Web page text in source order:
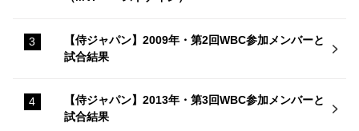
【侍ジャパン】2009年・第2回WBC参加メンバーと
試合結果
【侍ジャパン】2013年・第3回WBC参加メンバーと
試合結果